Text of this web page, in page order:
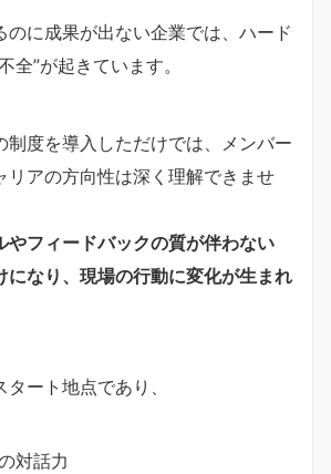
のに成果が出ない企業では、ハード
全”が起きています。
制度を導入しただけでは、メンバー
リアの方向性は深く理解できませ
やフィードバックの質が伴わない
になり、現場の行動に変化が生まれ
ート地点であり、
対話力